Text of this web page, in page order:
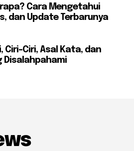
Cara Mengetahui
dan Update Terbarunya
Ciri-Ciri, Asal Kata, dan
Disalahpahami